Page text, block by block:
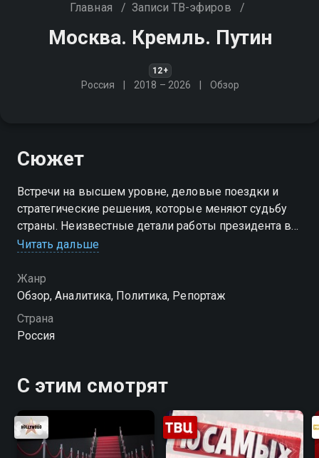
Главная / Записи ТВ-эфиров /
Москва. Кремль. Путин
12+
Россия 2018 – 2026 Обзор
Сюжет
Встречи на высшем уровне, деловые поездки и
стратегические решения, которые меняют судьбу
страны. Неизвестные детали работы президента в
Кремле, интервью о самых актуальных событиях в
сюжетах
Читать дальше
Жанр
Обзор, Аналитика, Политика, Репортаж
Страна
Россия
С этим смотрят